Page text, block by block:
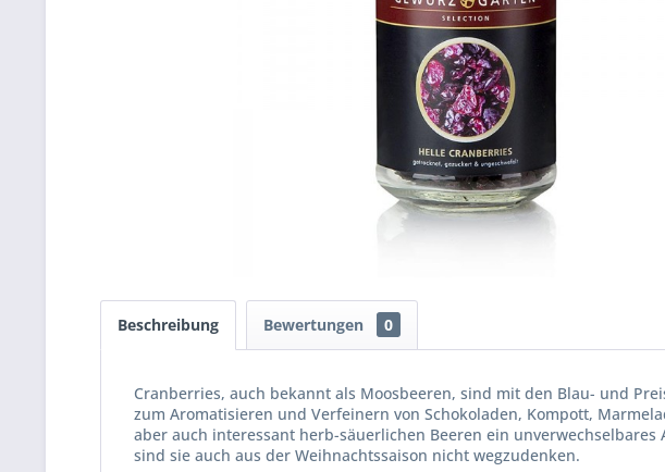
Beschreibung Bewertungen 0
Cranberries, auch bekannt als Moosbeeren, sind mit den Blau- und
zum Aromatisieren und Verfeinern von Schokoladen, Kompott,
aber auch interessant herb-säuerlichen Beeren ein
sind sie auch aus der Weihnachtssaison nicht wegzudenken.